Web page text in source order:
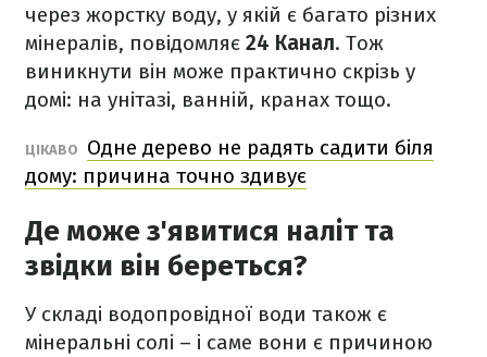
через жорстку воду, у якій є багато різних
мінералів, повідомляє 24 Канал. Тож
виникнути він може практично скрізь у
домі: на унітазі, ванній, кранах тощо.
ЦІКАВО
Одне дерево не радять садити біля
дому: причина точно здивує
Де може з'явитися наліт та
звідки він береться?
У складі водопровідної води також є
мінеральні солі – і саме вони є причиною